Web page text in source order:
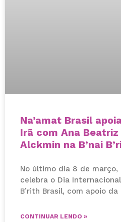
Na’amat Brasil
Irã com Ana
Alckmin na B’nai
No último dia 8 de março,
celebra o Dia Internacional
B’rith Brasil, com apoio da
CONTINUAR LENDO »